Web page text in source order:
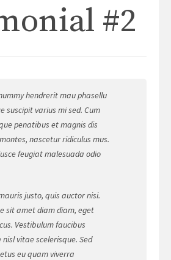
#2
hendrerit mau phasellu
suscipit varius mi sed. Cum
penatibus et magnis dis
nascetur ridiculus mus.
feugiat malesuada odio
justo, quis auctor nisi.
sit amet diam diam, eget
Vestibulum faucibus
nisl vitae scelerisque. Sed
eu quam viverra